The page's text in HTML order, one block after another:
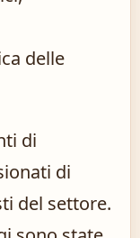
delle
di
di
del settore.